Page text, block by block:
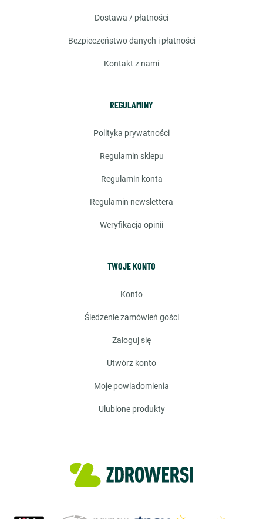
dostawa / płatności
bezpieczeństwo danych i płatności
kontakt z nami
REGULAMINY
polityka prywatności
regulamin sklepu
regulamin konta
regulamin newslettera
weryfikacja opinii
TWOJE KONTO
konto
śledzenie zamówień gości
zaloguj się
utwórz konto
moje powiadomienia
ulubione produkty